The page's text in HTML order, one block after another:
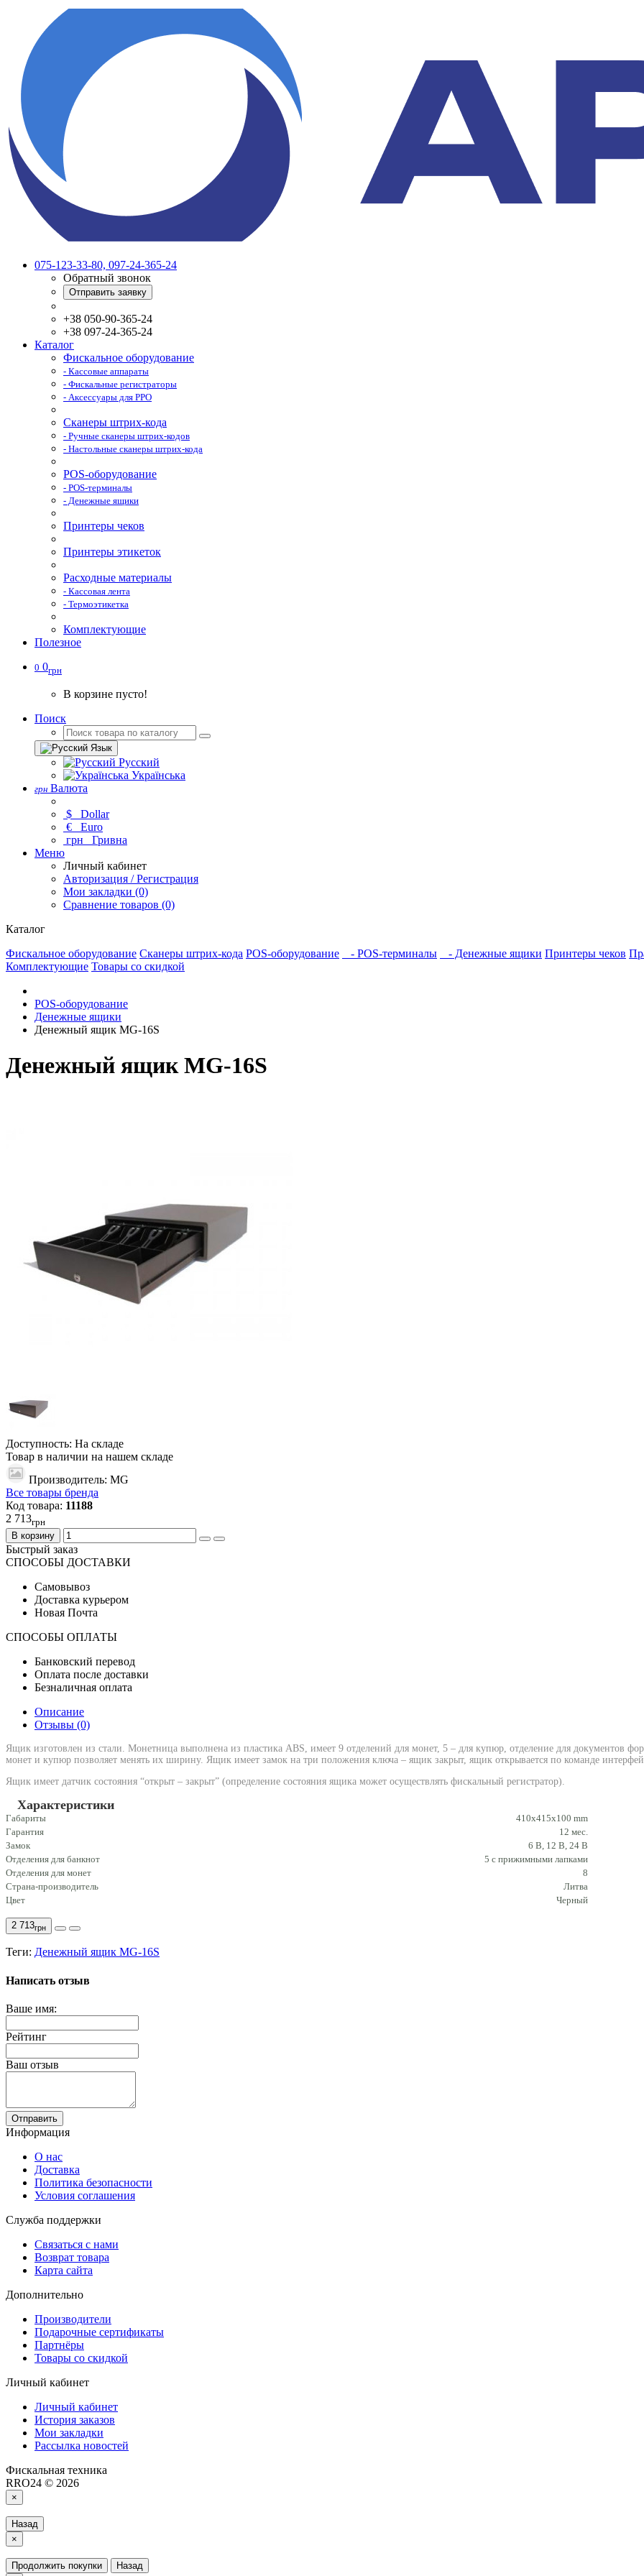
075-123-33-80, 097-24-365-24
Обратный звонок
Отправить заявку
+38 050-90-365-24
+38 097-24-365-24
Каталог
Фискальное оборудование
- Кассовые аппараты
- Фискальные регистраторы
- Аксессуары для РРО
Сканеры штрих-кода
- Ручные сканеры штрих-кодов
- Настольные сканеры штрих-кода
POS-оборудование
- POS-терминалы
- Денежные ящики
Принтеры чеков
Принтеры этикеток
Расходные материалы
- Кассовая лента
- Термоэтикетка
Комплектующие
Полезное
0 0грн
В корзине пусто!
Поиск
Язык
Русский
Українська
грн Валюта
$ Dollar
€ Euro
грн Гривна
Меню
Личный кабинет
Авторизация / Регистрация
Мои закладки (0)
Сравнение товаров (0)
Каталог
Фискальное оборудование Сканеры штрих-кода POS-оборудование - POS-терминалы - Денежные ящики Принтеры чеков
Комплектующие Товары со скидкой
POS-оборудование
Денежные ящики
Денежный ящик MG-16S
Денежный ящик MG-16S
Доступность: На складе
Товар в наличии на нашем складе
Производитель: MG
Все товары бренда
Код товара: 11188
2 713грн
В корзину
Быстрый заказ
СПОСОБЫ ДОСТАВКИ
Самовывоз
Доставка курьером
Новая Почта
СПОСОБЫ ОПЛАТЫ
Банковский перевод
Оплата после доставки
Безналичная оплата
Описание
Отзывы (0)
Ящик изготовлен из стали. Монетница выполнена из пластика ABS, имеет 9 отделений для монет, 5 – для купюр, отделение для документов
монет и купюр позволяет менять их ширину. Ящик имеет замок на три положения ключа – ящик закрыт, ящик открывается по команде
Ящик имеет датчик состояния “открыт – закрыт” (определение состояния ящика может осуществлять фискальный регистратор).
Характеристики
Габариты
410х415х100 mm
Гарантия
12 мес.
Замок
6 В, 12 В, 24 В
Отделения для банкнот
5 с прижимными лапками
Отделения для монет
8
Страна-производитель
Литва
Цвет
Черный
2 713грн
Теги: Денежный ящик MG-16S
Написать отзыв
Ваше имя:
Рейтинг
Ваш отзыв
Отправить
Информация
О нас
Доставка
Политика безопасности
Условия соглашения
Служба поддержки
Связаться с нами
Возврат товара
Карта сайта
Дополнительно
Производители
Подарочные сертификаты
Партнёры
Товары со скидкой
Личный кабинет
Личный кабинет
История заказов
Мои закладки
Рассылка новостей
Фискальная техника
RRO24 © 2026
×
Назад
×
Продолжить покупки
Назад